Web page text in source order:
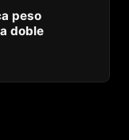
peso
doble